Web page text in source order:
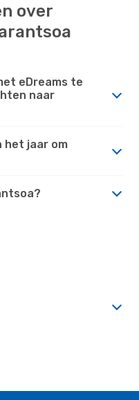
over
eDreams te
naar
het jaar om